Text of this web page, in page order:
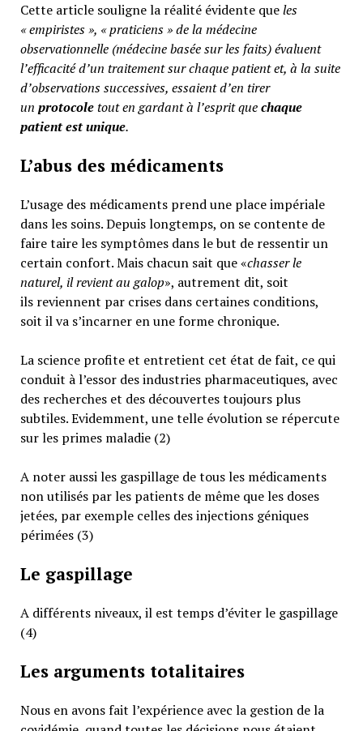
Cette article souligne la réalité évidente queles
« empiristes », « praticiens » de la médecine
observationnelle (médecine basée sur les faits) évaluent
l’efficacité d’un traitement sur chaque patient et, à la suite
d’observations successives, essaient d’en tirer
un protocoletout en gardant à l’esprit quechaque
patient est unique.
L’abus des médicaments
L’usage des médicaments prend une place impériale
dans les soins. Depuis longtemps, on se contente de
faire taire les symptômes dans le but de ressentir un
certain confort. Mais chacun sait que «chasser le
naturel, il revient au galop», autrement dit, soit
ils reviennent par crises dans certaines conditions,
soit il va s’incarner en une forme chronique.
La science profite et entretient cet état de fait, ce qui
conduit à l’essor des industries pharmaceutiques, avec
des recherches et des découvertes toujours plus
subtiles. Evidemment, une telle évolution se répercute
sur les primes maladie (2)
A noter aussi les gaspillage de tous les médicaments
non utilisés par les patients de même que les doses
jetées, par exemple celles des injections géniques
périmées (3)
Le gaspillage
A différents niveaux, il est temps d’éviter le gaspillage
(4)
Les arguments totalitaires
Nous en avons fait l’expérience avec la gestion de la